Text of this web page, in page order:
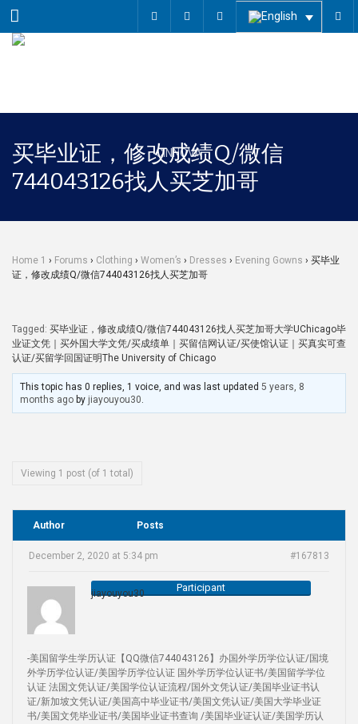
Menu
买毕业证，修改成绩Q/微信
744043126找人买芝加哥
Home 1 › Forums › Clothing › Women’s › Dresses › Evening Gowns › 买毕业
证，修改成绩Q/微信744043126找人买芝加哥
Tagged: 买毕业证，修改成绩Q/微信744043126找人买芝加哥大学UChicago毕
业证文凭｜买外国大学文凭/买成绩单｜买留信网认证/买使馆认证｜买真实可查
认证/买留学回国证明The University of Chicago
This topic has 0 replies, 1 voice, and was last updated5 years, 8
months ago by jiayouyou30.
Viewing 1 post (of 1 total)
Author Posts
December 2, 2020 at 5:34 pm #167813
jiayouyou30 Participant
-美国留学生学历认证【QQ微信744043126】办国外学历学位认证/国境
外学历学位认证/美国学历学位认证 国外学历学位认证书/美国留学学位
认证 法国文凭认证/美国学位认证流程/国外文凭认证/美国毕业证书认
证/新加坡文凭认证/美国高中毕业证书/美国文凭认证/美国大学毕业证
书/美国文凭毕业证书/美国毕业证书查询 /美国毕业证认证/美国学历认